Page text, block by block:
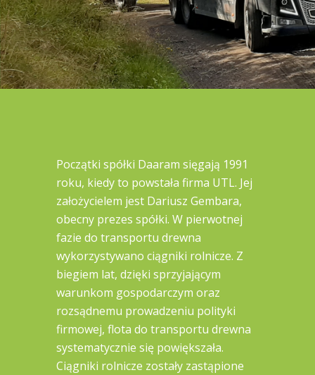
Początki spółki Daaram sięgają 1991
roku, kiedy to powstała firma UTL. Jej
założycielem jest Dariusz Gembara,
obecny prezes spółki. W pierwotnej
fazie do transportu drewna
wykorzystywano ciągniki rolnicze. Z
biegiem lat, dzięki sprzyjającym
warunkom gospodarczym oraz
rozsądnemu prowadzeniu polityki
firmowej, flota do transportu drewna
systematycznie się powiększała.
Ciągniki rolnicze zostały zastąpione